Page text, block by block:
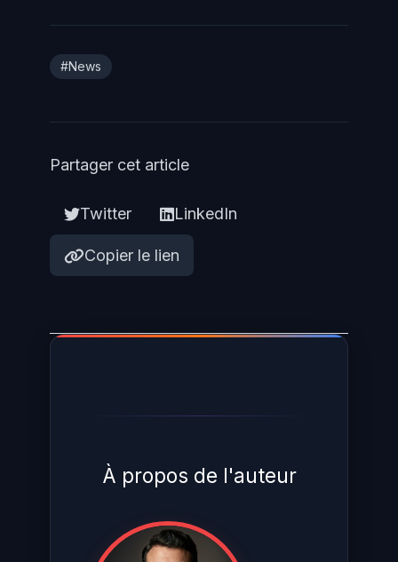
#News
Partager cet article
Twitter LinkedIn
Copier le lien
À propos de l'auteur